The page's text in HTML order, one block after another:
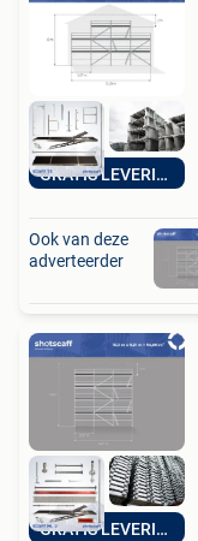
GRATIS LEVERING
Ook van deze
adverteerder
GRATIS LEVERING